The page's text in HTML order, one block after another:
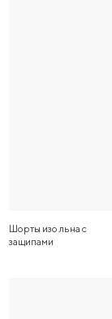
Шорты изо льна с
защипами